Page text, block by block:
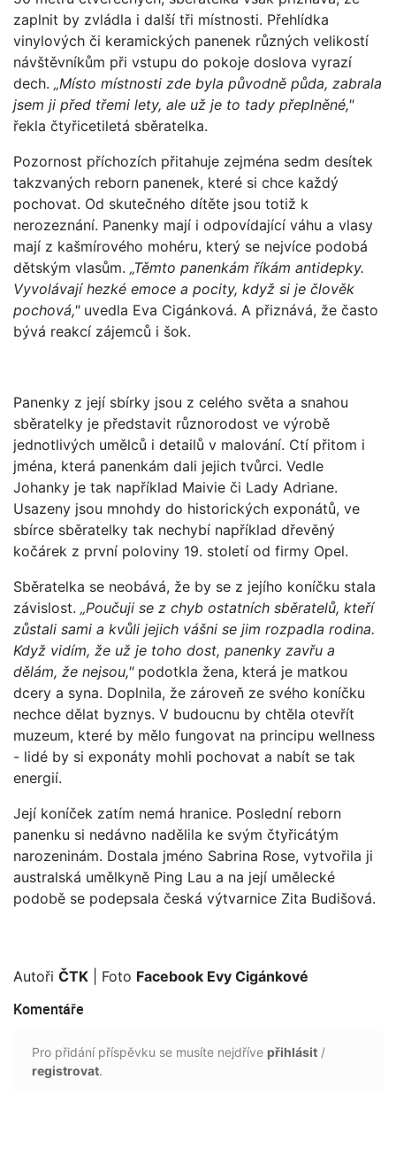
zaplnit by zvládla i další tři místnosti. Přehlídka
vinylových či keramických panenek různých velikostí
návštěvníkům při vstupu do pokoje doslova vyrazí
dech. „Místo místnosti zde byla původně půda, zabrala
jsem ji před třemi lety, ale už je to tady přeplněné,"
řekla čtyřicetiletá sběratelka.
Pozornost příchozích přitahuje zejména sedm desítek
takzvaných reborn panenek, které si chce každý
pochovat. Od skutečného dítěte jsou totiž k
nerozeznání. Panenky mají i odpovídající váhu a vlasy
mají z kašmírového mohéru, který se nejvíce podobá
dětským vlasům. „Těmto panenkám říkám antidepky.
Vyvolávají hezké emoce a pocity, když si je člověk
pochová,"uvedla Eva Cigánková. A přiznává, že často
bývá reakcí zájemců i šok.
Panenky z její sbírky jsou z celého světa a snahou
sběratelky je představit různorodost ve výrobě
jednotlivých umělců i detailů v malování. Ctí přitom i
jména, která panenkám dali jejich tvůrci. Vedle
Johanky je tak například Maivie či Lady Adriane.
Usazeny jsou mnohdy do historických exponátů, ve
sbírce sběratelky tak nechybí například dřevěný
kočárek z první poloviny 19. století od firmy Opel.
Sběratelka se neobává, že by se z jejího koníčku stala
závislost. „Poučuji se z chyb ostatních sběratelů, kteří
zůstali sami a kvůli jejich vášni se jim rozpadla rodina.
Když vidím, že už je toho dost, panenky zavřu a
dělám, že nejsou," podotkla žena, která je matkou
dcery a syna. Doplnila, že zároveň ze svého koníčku
nechce dělat byznys. V budoucnu by chtěla otevřít
muzeum, které by mělo fungovat na principu wellness
- lidé by si exponáty mohli pochovat a nabít se tak
energií.
Její koníček zatím nemá hranice. Poslední reborn
panenku si nedávno nadělila ke svým čtyřicátým
narozeninám. Dostala jméno Sabrina Rose, vytvořila ji
australská umělkyně Ping Lau a na její umělecké
podobě se podepsala česká výtvarnice Zita Budišová.
Autoři ČTK | Foto Facebook Evy Cigánkové
Komentáře
Pro přidání příspěvku se musíte nejdříve přihlásit /
registrovat.